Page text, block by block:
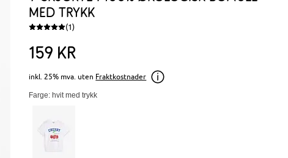
med trykk
(1)
159 kr
inkl. 25% mva. uten Fraktkostnader
Farge: hvit med trykk